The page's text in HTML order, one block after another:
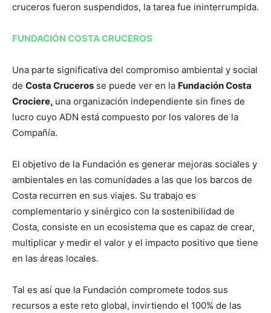
cruceros fueron suspendidos, la tarea fue ininterrumpida.
FUNDACIÓN COSTA CRUCEROS
Una parte significativa del compromiso ambiental y social
de Costa Cruceros se puede ver en la Fundación Costa
Crociere, una organización independiente sin fines de
lucro cuyo ADN está compuesto por los valores de la
Compañía.
El objetivo de la Fundación es generar mejoras sociales y
ambientales en las comunidades a las que los barcos de
Costa recurren en sus viajes. Su trabajo es
complementario y sinérgico con la sostenibilidad de
Costa, consiste en un ecosistema que es capaz de crear,
multiplicar y medir el valor y el impacto positivo que tiene
en las áreas locales.
Tal es así que la Fundación compromete todos sus
recursos a este reto global, invirtiendo el 100% de las